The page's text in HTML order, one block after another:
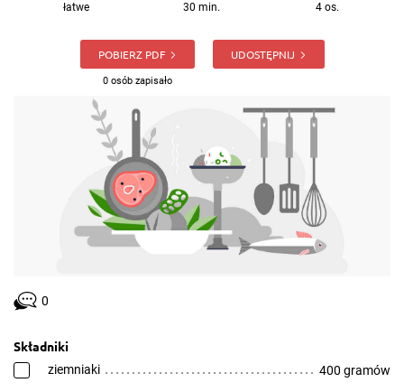
łatwe 30 min. 4 os.
POBIERZ PDF
0 osób zapisało
UDOSTĘPNIJ
0
Składniki
ziemniaki 400 gramów